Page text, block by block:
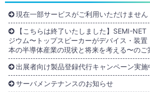
現在一部サービスがご利用いただけません
【こちらは終了いたしました】SEMI-
ジウム〜トップスピーカーがデバイス・装置
本の半導体産業の現状と将来を考える〜のご
出展者向け製品登録代行キャンペーン実施
サーバメンテナンスのお知らせ